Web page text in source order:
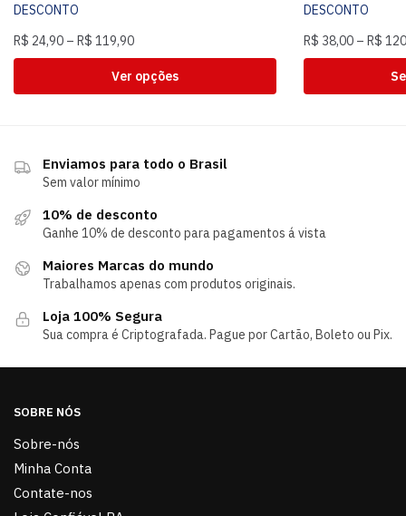
DESCONTO
R$ 24,90 – R$ 119,90
Ver opções
DESCONTO
R$ 38,00 – R$
Enviamos para todo o Brasil
Sem valor mínimo
10% de desconto
Ganhe 10% de desconto para pagamentos á vista
Maiores Marcas do mundo
Trabalhamos apenas com produtos originais.
Loja 100% Segura
Sua compra é Criptografada. Pague por Cartão, Boleto ou Pix.
SOBRE NÓS
Sobre-nós
Minha Conta
Contate-nos